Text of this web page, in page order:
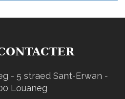
- 5 straed Sant-Erwan -
Louaneg